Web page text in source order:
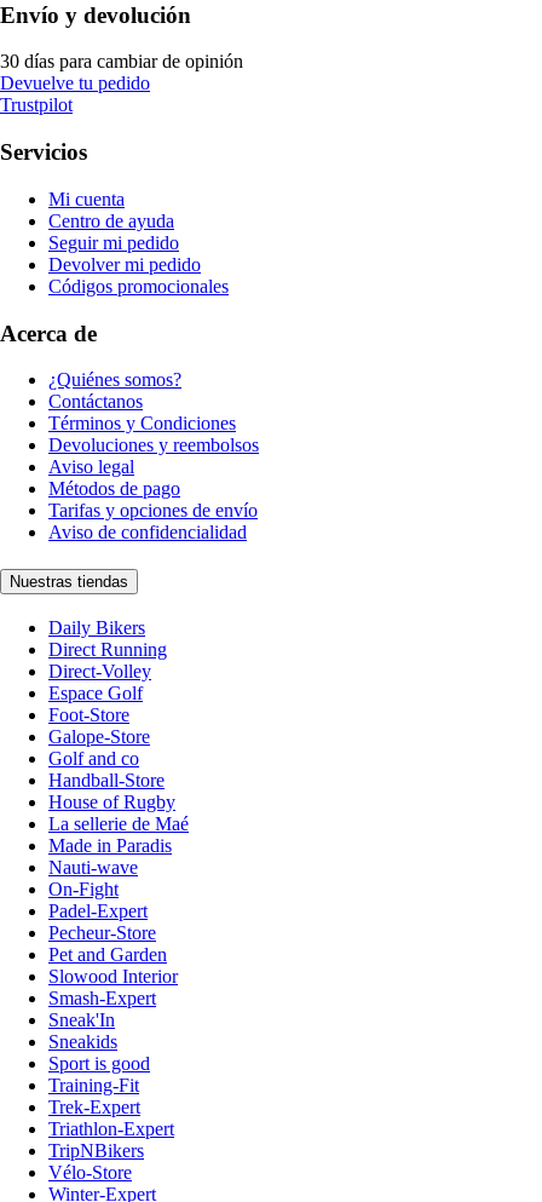
Envío y devolución
30 días para cambiar de opinión
Devuelve tu pedido
Trustpilot
Servicios
Mi cuenta
Centro de ayuda
Seguir mi pedido
Devolver mi pedido
Códigos promocionales
Acerca de
¿Quiénes somos?
Contáctanos
Términos y Condiciones
Devoluciones y reembolsos
Aviso legal
Métodos de pago
Tarifas y opciones de envío
Aviso de confidencialidad
Nuestras tiendas
Daily Bikers
Direct Running
Direct-Volley
Espace Golf
Foot-Store
Galope-Store
Golf and co
Handball-Store
House of Rugby
La sellerie de Maé
Made in Paradis
Nauti-wave
On-Fight
Padel-Expert
Pecheur-Store
Pet and Garden
Slowood Interior
Smash-Expert
Sneak'In
Sneakids
Sport is good
Training-Fit
Trek-Expert
Triathlon-Expert
TripNBikers
Vélo-Store
Winter-Expert